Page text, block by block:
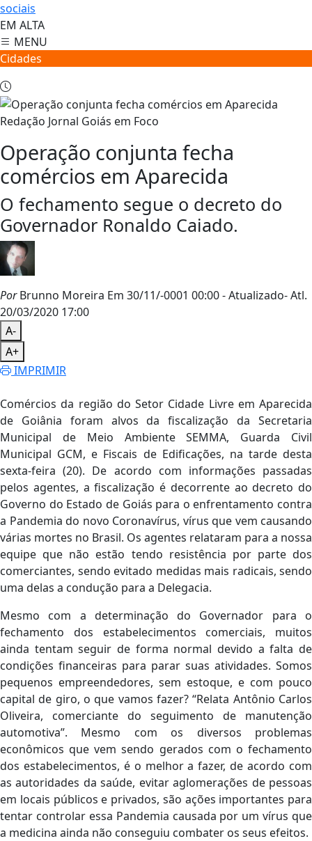
sociais
EM ALTA
MENU
Cidades
Redação Jornal Goiás em Foco
Operação conjunta fecha
comércios em Aparecida
O fechamento segue o decreto do
Governador Ronaldo Caiado.
PorBrunno Moreira Em 30/11/-0001 00:00- Atualizado- Atl.
20/03/2020 17:00
A-
A+
IMPRIMIR
Comércios da região do Setor Cidade Livre em Aparecida
de Goiânia foram alvos da fiscalização da Secretaria
Municipal de Meio Ambiente SEMMA, Guarda Civil
Municipal GCM, e Fiscais de Edificações, na tarde desta
sexta-feira (20). De acordo com informações passadas
pelos agentes, a fiscalização é decorrente ao decreto do
Governo do Estado de Goiás para o enfrentamento contra
a Pandemia do novo Coronavírus, vírus que vem causando
várias mortes no Brasil. Os agentes relataram para a nossa
equipe que não estão tendo resistência por parte dos
comerciantes, sendo evitado medidas mais radicais, sendo
uma delas a condução para a Delegacia.
Mesmo com a determinação do Governador para o
fechamento dos estabelecimentos comerciais, muitos
ainda tentam seguir de forma normal devido a falta de
condições financeiras para parar suas atividades. Somos
pequenos empreendedores, sem estoque, e com pouco
capital de giro, o que vamos fazer? “Relata Antônio Carlos
Oliveira, comerciante do seguimento de manutenção
automotiva”. Mesmo com os diversos problemas
econômicos que vem sendo gerados com o fechamento
dos estabelecimentos, é o melhor a fazer, de acordo com
as autoridades da saúde, evitar aglomerações de pessoas
em locais públicos e privados, são ações importantes para
tentar controlar essa Pandemia causada por um vírus que
a medicina ainda não conseguiu combater os seus efeitos.